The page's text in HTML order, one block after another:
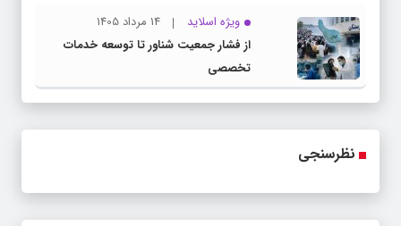
ویژه اسلاید
14 مرداد 1405
از فشار جمعیت شناور تا توسعه خدمات
تخصصی
نظرسنجی